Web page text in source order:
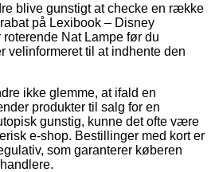
blive gunstigt at checke en række
på Lexibook – Disney
Nat Lampe før du
velinformeret til at indhente den
ikke glemme, at ifald en
produkter til salg for en
gunstig, kunne det ofte være
e-shop. Bestillinger med kort er
som garanterer køberen